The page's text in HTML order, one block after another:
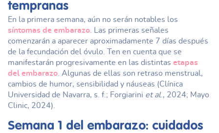
tempranas
En la primera semana, aún no serán notables los
síntomas de embarazo . Las primeras señales
comenzarán a aparecer aproximadamente 7 días después
de la fecundación del óvulo. Ten en cuenta que se
manifestarán progresivamente en las distintas etapas
del embarazo . Algunas de ellas son retraso menstrual,
cambios de humor, sensibilidad y náuseas (Clínica
Universidad de Navarra, s. f.; Forgiarini et al ., 2024; Mayo
Clinic, 2024).
Semana 1 del embarazo: cuidados